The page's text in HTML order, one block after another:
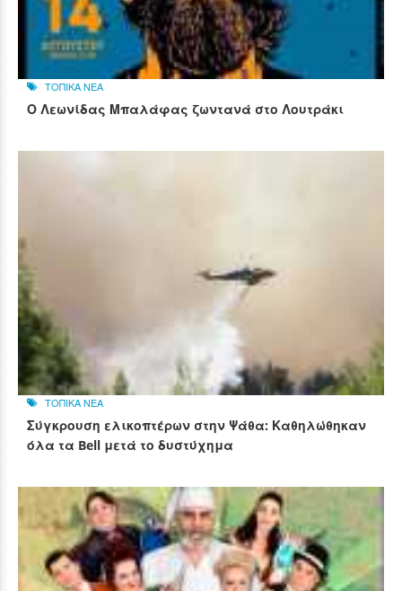
ΤΟΠΙΚΑ ΝΕΑ
Ο Λεωνίδας Μπαλάφας ζωντανά στο Λουτράκι
ΤΟΠΙΚΑ ΝΕΑ
Σύγκρουση ελικοπτέρων στην Ψάθα: Καθηλώθηκαν
όλα τα Bell μετά το δυστύχημα